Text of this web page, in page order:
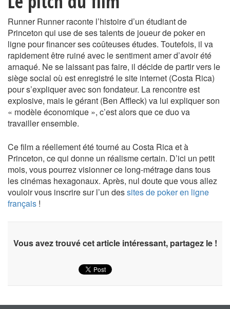
Runner Runner raconte l’histoire d’un étudiant de
Princeton qui use de ses talents de joueur de poker en
ligne pour financer ses coûteuses études. Toutefois, il va
rapidement être ruiné avec le sentiment amer d’avoir été
arnaqué. Ne se laissant pas faire, il décide de partir vers le
siège social où est enregistré le site internet (Costa Rica)
pour s’expliquer avec son fondateur. La rencontre est
explosive, mais le gérant (Ben Affleck) va lui expliquer son
« modèle économique », c’est alors que ce duo va
travailler ensemble.
Ce film a réellement été tourné au Costa Rica et à
Princeton, ce qui donne un réalisme certain. D’ici un petit
mois, vous pourrez visionner ce long-métrage dans tous
les cinémas hexagonaux. Après, nul doute que vous allez
vouloir vous inscrire sur l’un dessites de poker en ligne
français !
Vous avez trouvé cet article intéressant, partagez le !